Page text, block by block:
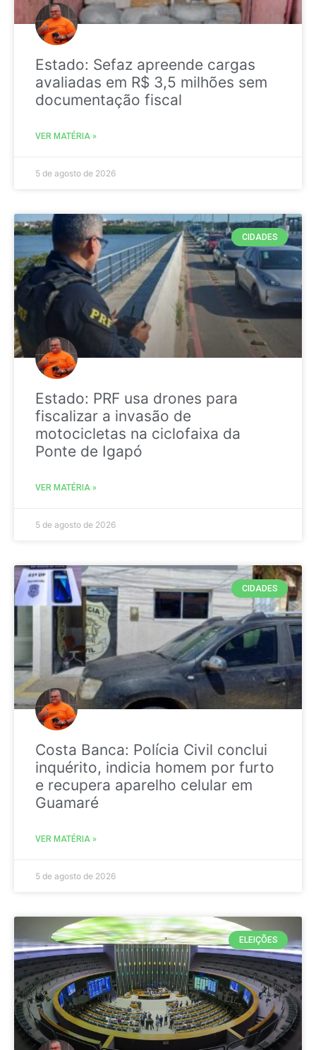
Estado: Sefaz apreende cargas
avaliadas em R$ 3,5 milhões sem
documentação fiscal
VER MATÉRIA »
5 de agosto de 2026
CIDADES
Estado: PRF usa drones para
fiscalizar a invasão de
motocicletas na ciclofaixa da
Ponte de Igapó
VER MATÉRIA »
5 de agosto de 2026
CIDADES
Costa Banca: Polícia Civil conclui
inquérito, indicia homem por furto
e recupera aparelho celular em
Guamaré
VER MATÉRIA »
5 de agosto de 2026
ELEIÇÕES